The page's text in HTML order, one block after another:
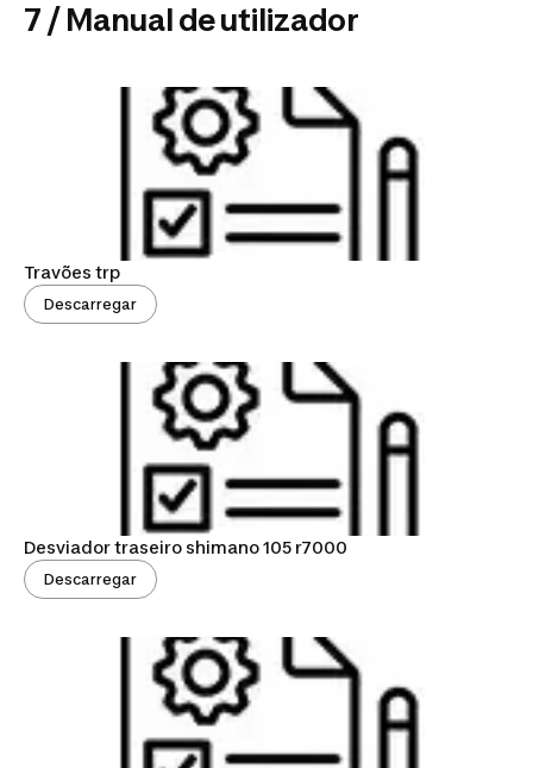
7 / Manual de utilizador
Travões trp
Descarregar
Desviador traseiro shimano 105 r7000
Descarregar